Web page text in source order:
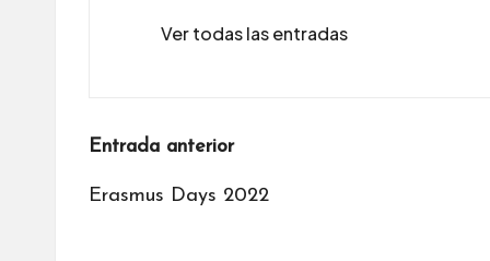
Ver todas las entradas
Navegación
de
Entrada anterior
Erasmus Days 2022